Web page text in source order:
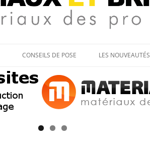
au
CONSEILS DE POSE LES NOUVEAUTÉS